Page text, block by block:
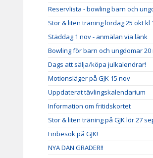
Reservlista - bowling barn och
Stor & liten träning lördag 25 okt kl
Städdag 1 nov - anmälan via länk
Bowling för barn och ungdomar 20
Dags att sälja/köpa julkalendrar!
Motionsläger på GJK 15 nov
Uppdaterat tävlingskalendarium
Information om fritidskortet
Stor & liten träning på GJK lör 27
Finbesök på GJK!
NYA DAN GRADER!!